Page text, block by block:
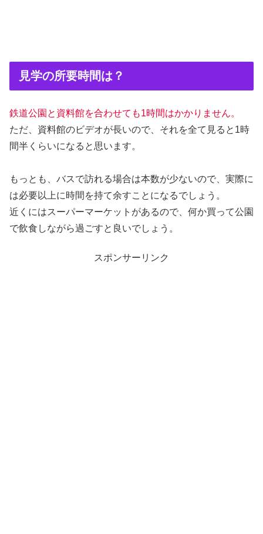
見学の所要時間は？
鉄道公園と資料館を合わせても1時間はかかりません。
ただ、資料館のビデオが長いので、それを全て見ると1時
間半くらいになると思います。
もっとも、バスで訪れる場合は本数が少ないので、実際に
は必要以上に時間を持て余すことになるでしょう。
近くにはスーパーマーケットがあるので、何か買って公園
で飲食しながら過ごすと良いでしょう。
スポンサーリンク